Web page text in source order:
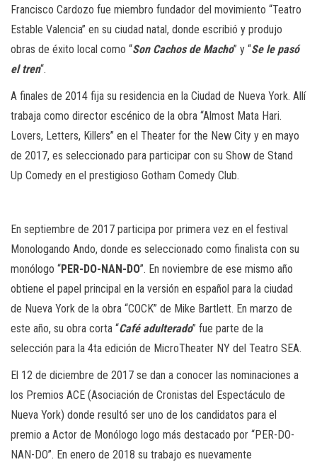
Francisco Cardozo fue miembro fundador del movimiento “Teatro
Estable Valencia” en su ciudad natal, donde escribió y produjo
obras de éxito local como “Son Cachos de Macho” y “Se le pasó
el tren“.
A finales de 2014 fija su residencia en la Ciudad de Nueva York. Allí
trabaja como director escénico de la obra “Almost Mata Hari.
Lovers, Letters, Killers” en el Theater for the New City y en mayo
de 2017, es seleccionado para participar con su Show de Stand
Up Comedy en el prestigioso Gotham Comedy Club.
En septiembre de 2017 participa por primera vez en el festival
Monologando Ando, donde es seleccionado como finalista con su
monólogo “PER-DO-NAN-DO”. En noviembre de ese mismo año
obtiene el papel principal en la versión en español para la ciudad
de Nueva York de la obra “COCK” de Mike Bartlett. En marzo de
este año, su obra corta “Café adulterado” fue parte de la
selección para la 4ta edición de MicroTheater NY del Teatro SEA.
El 12 de diciembre de 2017 se dan a conocer las nominaciones a
los Premios ACE (Asociación de Cronistas del Espectáculo de
Nueva York) donde resultó ser uno de los candidatos para el
premio a Actor de Monólogo logo más destacado por “PER-DO-
NAN-DO”. En enero de 2018 su trabajo es nuevamente